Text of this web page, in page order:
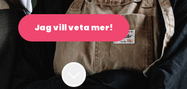
Jag vill veta mer!